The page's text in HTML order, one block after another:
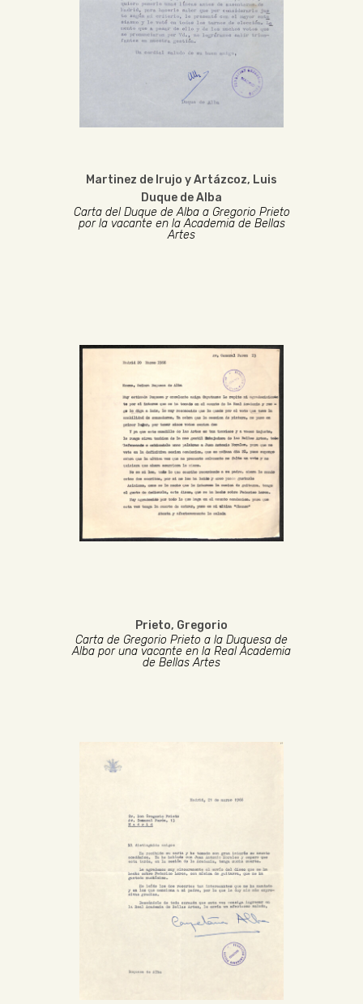
Martinez de Irujo y Artázcoz, Luis
Duque de Alba
Carta del Duque de Alba a Gregorio Prieto
por la vacante en la Academia de Bellas
Artes
Prieto, Gregorio
Carta de Gregorio Prieto a la Duquesa de
Alba por una vacante en la Real Academia
de Bellas Artes